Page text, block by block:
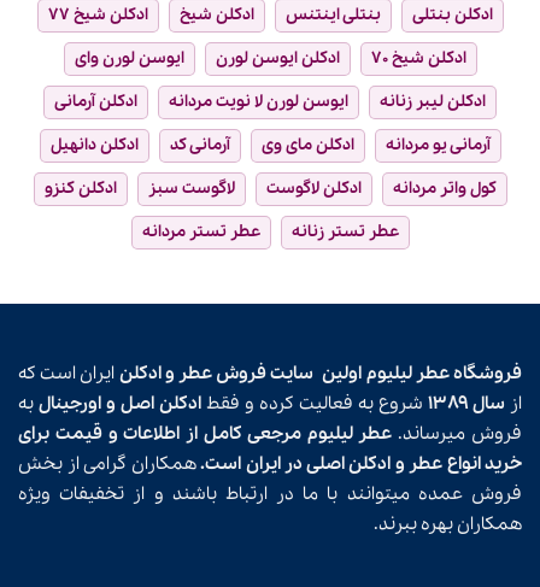
ادکلن بنتلی
بنتلی اینتنس ادکلن شیخ
ادکلن شیخ ۷۷
ادکلن شیخ ۷۰
ادکلن ایوسن لورن
ایوسن لورن وای
ادکلن لیبر زنانه
ایوسن لورن لا نویت مردانه
ادکلن آرمانی
آرمانی یو مردانه
ادکلن مای وی آرمانی کد
ادکلن دانهیل
کول واتر مردانه
ادکلن لاگوست لاگوست سبز
ادکلن کنزو
عطر تستر زنانه
عطر تستر مردانه
فروشگاه عطر لیلیوم اولین سایت فروش عطر و ادکلن ایران است که
از سال ۱۳۸۹ شروع به فعالیت کرده و فقط ادکلن اصل و اورجینال به
فروش میرساند. عطر لیلیوم مرجعی کامل از اطلاعات و قیمت برای
خرید انواع عطر و ادکلن اصلی در ایران است.همکاران گرامی از بخش
فروش عمده میتوانند با ما در ارتباط باشند و از تخفیفات ویژه
همکاران بهره ببرند.